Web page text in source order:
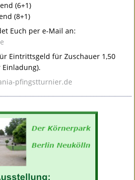
(6+1)
(8+1)
Euch per e-Mail an:
Eintrittsgeld für Zuschauer 1,50
pfingstturnier.de